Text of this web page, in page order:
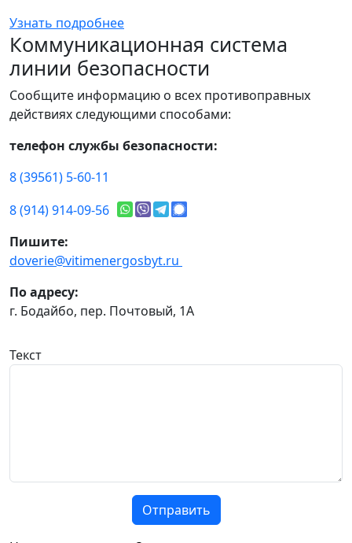
Узнать подробнее
Коммуникационная система
линии безопасности
Сообщите информацию о всех противоправных
действиях следующими способами:
телефон службы безопасности:
8 (39561) 5-60-11
8 (914) 914-09-56
Пишите:
doverie@vitimenergosbyt.ru
По адресу:
г. Бодайбо, пер. Почтовый, 1А
Текст
Отправить